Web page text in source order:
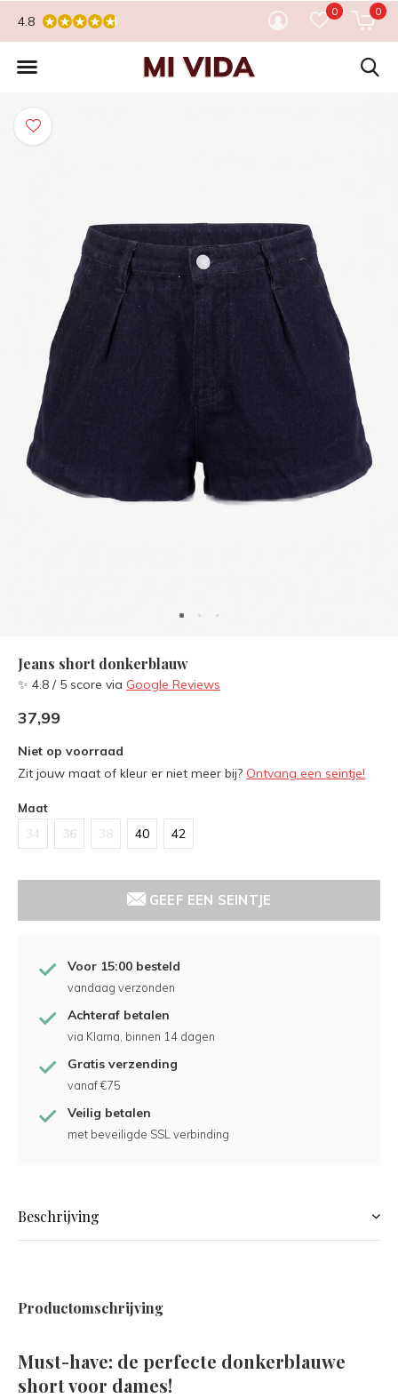
0 0
4.8
Jeans short donkerblauw
✨ 4.8 / 5 score via Google Reviews
37,99
Niet op voorraad
Zit jouw maat of kleur er niet meer bij? Ontvang een seintje!
Maat
34 36 38 40 42
GEEF EEN SEINTJE
Voor 15:00 besteld
vandaag verzonden
Achteraf betalen
via Klarna, binnen 14 dagen
Gratis verzending
vanaf €75
Veilig betalen
met beveiligde SSL verbinding
Beschrijving
Productomschrijving
Must-have: de perfecte donkerblauwe
short voor dames!